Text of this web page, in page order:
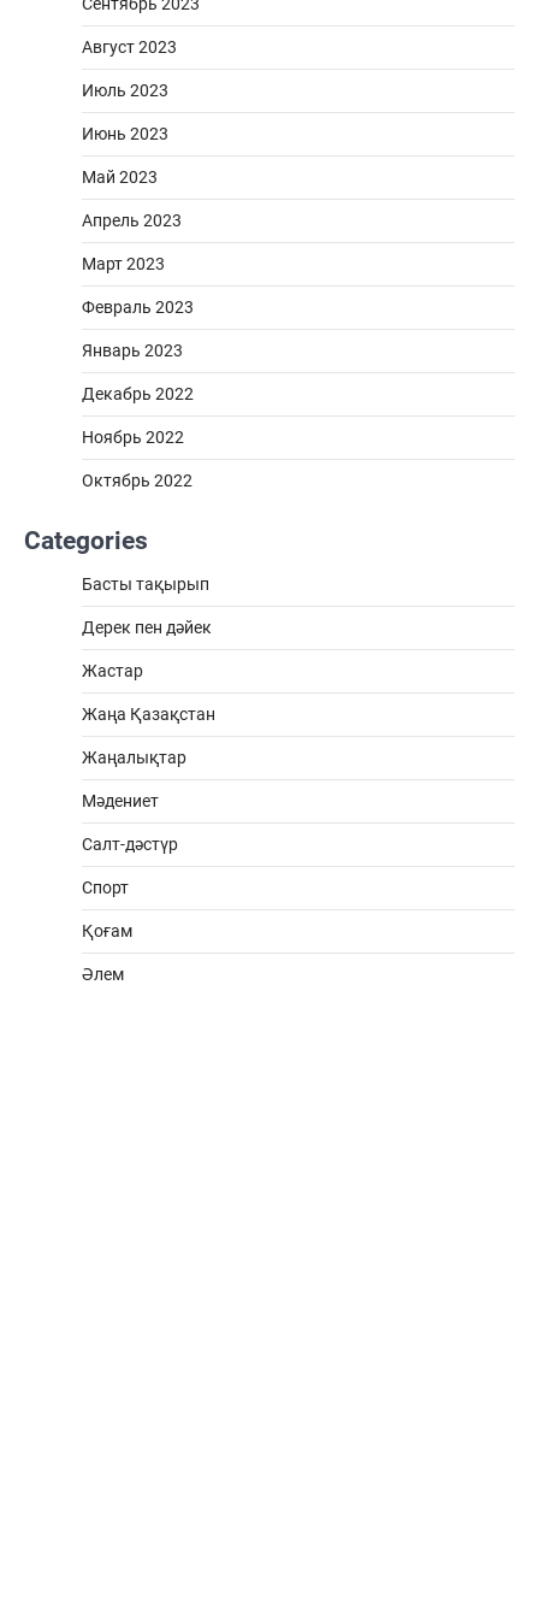
Август 2023
Июль 2023
Июнь 2023
Май 2023
Апрель 2023
Март 2023
Февраль 2023
Январь 2023
Декабрь 2022
Ноябрь 2022
Октябрь 2022
Categories
Басты тақырып
Дерек пен дәйек
Жастар
Жаңа Қазақстан
Жаңалықтар
Мәдениет
Салт-дәстүр
Спорт
Қоғам
Әлем